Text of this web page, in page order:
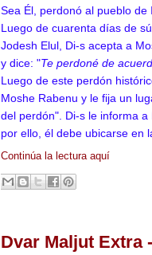
Sea Él, perdonó al pueblo de
Luego de cuarenta días de
Jodesh Elul, Di-s acepta a
y dice: "Te perdoné de
Luego de este perdón
Moshe Rabenu y le fija un
del perdón". Di-s le informa
por ello, él debe ubicarse en
Continúa la lectura aquí
Dvar Maljut Extra